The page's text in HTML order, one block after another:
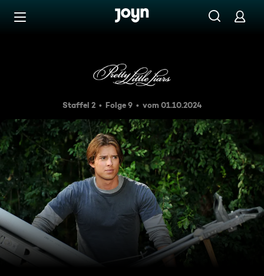
Zum Inhalt springen
Im Bilde
Staffel 2 Folge 9 vom 01.10.2024